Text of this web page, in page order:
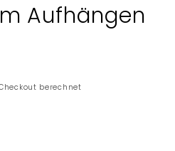
Aufhängen
berechnet